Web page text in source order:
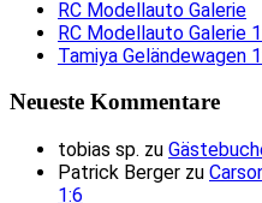
RC Modellauto Galerie
RC Modellauto Galerie
Tamiya Geländewagen
Neueste Kommentare
tobias sp. zu
Patrick Berger zu
1:6